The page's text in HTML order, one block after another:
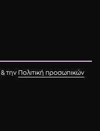
& την Πολιτική προσωπικών